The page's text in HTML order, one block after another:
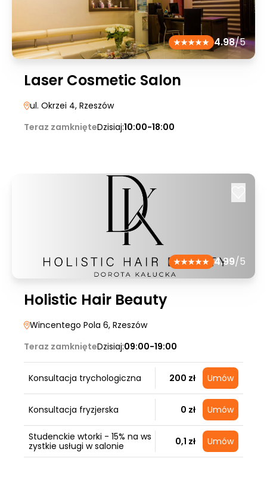
4.98/5
Laser Cosmetic Salon
ul. Okrzei 4, Rzeszów
Teraz zamknięteDzisiaj:10:00-18:00
4.99/5
Holistic Hair Beauty
Wincentego Pola 6, Rzeszów
Teraz zamknięteDzisiaj:09:00-19:00
Konsultacja trychologiczna 200 zł Umów
Konsultacja fryzjerska 0 zł Umów
Studenckie wtorki - 15% na ws
zystkie usługi w salonie
0,1 zł Umów